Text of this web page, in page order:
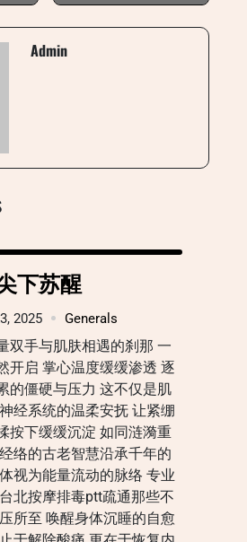
Admin
下苏醒
2025 Generals
双手与肌肤相遇的刹那 一
开启 掌心温度缓缓渗透 逐
的僵硬与压力 这不仅是肌
经系统的温柔安抚 让紧绷
按下缓缓沉淀 如同涟漪重
络的古老智慧沿承千年的
视为能量流动的脉络 专业
北按摩排毒ptt疏通那些不
所至 唤醒身体沉睡的自愈